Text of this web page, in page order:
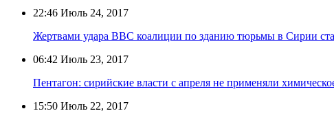
22:46 Июль 24, 2017
Жертвами удара ВВС коалиции по зданию тюрьмы в Сирии
06:42 Июль 23, 2017
Пентагон: сирийские власти с апреля не применяли
15:50 Июль 22, 2017